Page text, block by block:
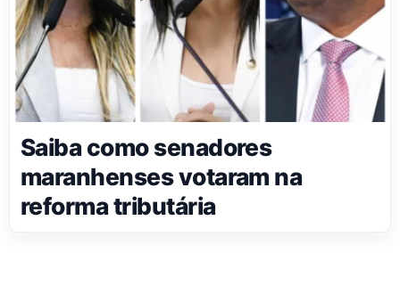
Saiba como senadores
maranhenses votaram na
reforma tributária